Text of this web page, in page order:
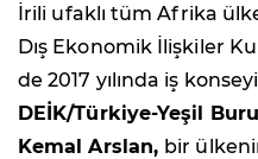
İrili ufaklı tüm Afrika
Dış Ekonomik İlişkiler
de 2017 yılında iş
DEİK/Türkiye-Yeşil
Kemal Arslan, bir